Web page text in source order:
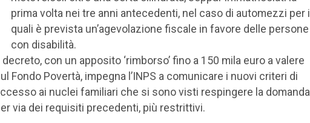
prima volta nei tre anni antecedenti, nel caso di automezzi per i
quali è prevista un’agevolazione fiscale in favore delle persone
con disabilità.
decreto, con un apposito ‘rimborso’ fino a 150 mila euro a valere
Fondo Povertà, impegna l’INPS a comunicare i nuovi criteri di
ai nuclei familiari che si sono visti respingere la domanda
via dei requisiti precedenti, più restrittivi.